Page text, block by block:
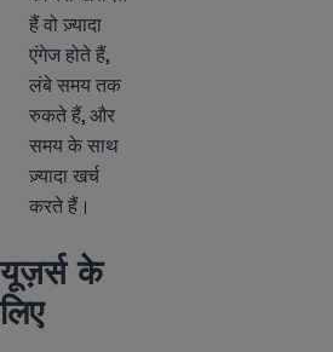
हैं वो ज़्यादा
एंगेज होते हैं,
लंबे समय तक
रुकते हैं, और
समय के साथ
ज़्यादा खर्च
करते हैं।
यूज़र्स के
लिए